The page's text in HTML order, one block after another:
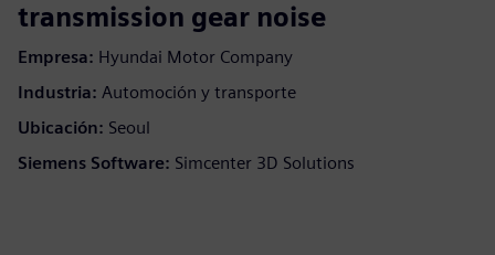
transmission gear noise
Empresa: Hyundai Motor Company
Industria: Automoción y transporte
Ubicación: Seoul
Siemens Software: Simcenter 3D Solutions